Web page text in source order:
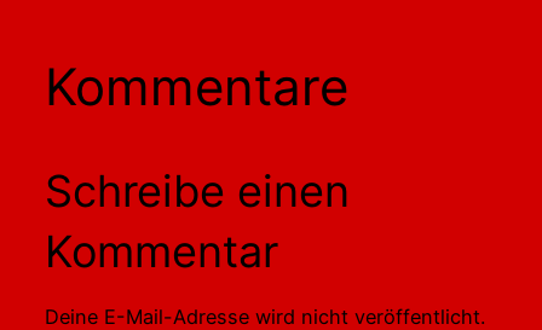
Kommentare
Schreibe einen
Kommentar
Deine E-Mail-Adresse wird nicht veröffentlicht.